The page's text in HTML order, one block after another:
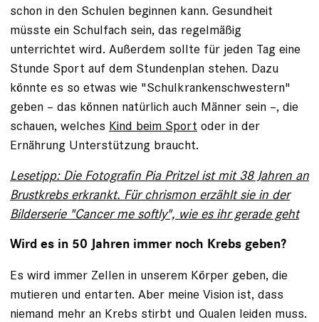
schon in den Schulen beginnen kann. Gesundheit
müsste ein Schulfach sein, das regelmäßig
unterrichtet wird. Außerdem sollte für jeden Tag eine
Stunde Sport auf dem Stundenplan stehen. Dazu
könnte es so etwas wie "Schulkrankenschwestern"
geben – das können natürlich auch Männer sein –, die
schauen, welches Kind beim Sport oder in der
Ernährung Unterstützung braucht.
Lesetipp: Die Fotografin Pia Pritzel ist mit 38 Jahren an
Brustkrebs erkrankt. Für chrismon erzählt sie in der
Bilderserie "Cancer me softly", wie es ihr gerade geht
Wird es in 50 Jahren immer noch Krebs geben?
Es wird immer Zellen in unserem Körper geben, die
mutieren und entarten. Aber meine Vision ist, dass
niemand mehr an Krebs stirbt und Qualen leiden muss.